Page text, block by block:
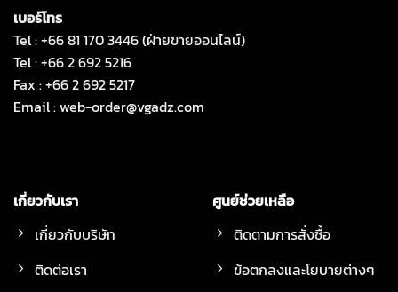
เบอร์โทร
Tel : +66 81 170 3446 (ฝ่ายขายออนไลน์)
Tel : +66 2 692 5216
Fax : +66 2 692 5217
Email :web-order@vgadz.com
เกี่ยวกับเรา
เกี่ยวกับบริษัท
ติดต่อเรา
ศูนย์ช่วยเหลือ
ติดตามการสั่งซื้อ
ข้อตกลงและโยบายต่างๆ